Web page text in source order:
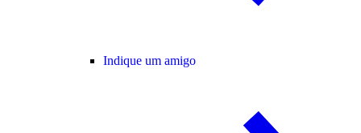
Indique um amigo